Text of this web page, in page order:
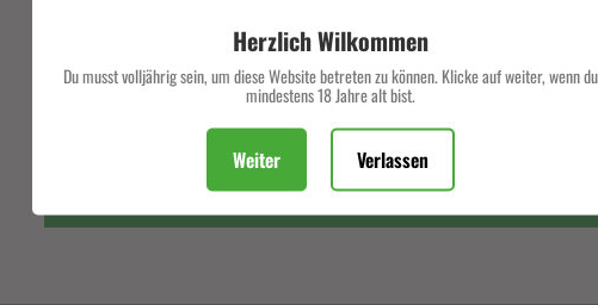
Bonorum liefert weiterhin problemlos nach Österreich –
Trotz neuer Regelungen für Hanfshops In den letzten Tagen
sorgte ein Bericht des Standard für Aufsehen: Trafiken in
Österreich haben sich das Geschäft...
Verpasse keine exklusiven Deals und Angebote mehr.
ABONNIEREN
Herzlich Wilkommen
Du musst volljährig sein, um diese Website betreten zu können. Klicke auf weiter, wenn du
mindestens 18 Jahre alt bist.
Weiter Verlassen